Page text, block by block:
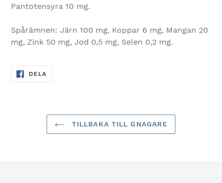
Pantotensyra 10 mg.
Spårämnen: Järn 100 mg, Koppar 6 mg, Mangan 20
mg, Zink 50 mg, Jod 0,5 mg, Selen 0,2 mg.
DELA
TILLBAKA TILL GNAGARE